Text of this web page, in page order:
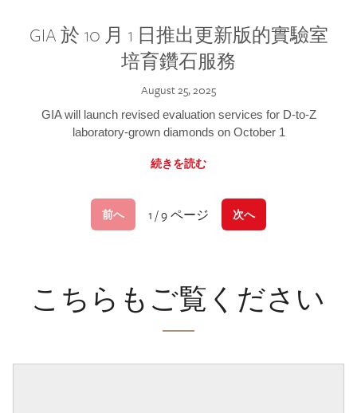
GIA 於 10 月 1 日推出更新版的實驗室
培育鑽石服務
August 25, 2025
GIA will launch revised evaluation services for D-to-Z
laboratory-grown diamonds on October 1
続きを読む
前へ 1 / 9 ページ 次へ
こちらもご覧ください